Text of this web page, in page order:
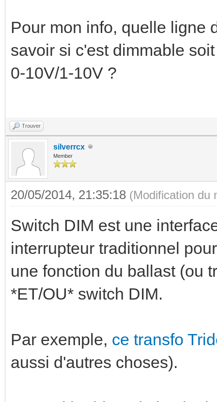
Pour mon info, quelle ligne
savoir si c'est dimmable
0-10V/1-10V ?
Trouver
silverrcx
Member
20/05/2014, 21:35:18 (Modification du
Switch DIM est une
interrupteur traditionnel
une fonction du ballast (ou
*ET/OU* switch DIM.
Par exemple, ce transfo
aussi d'autres choses).